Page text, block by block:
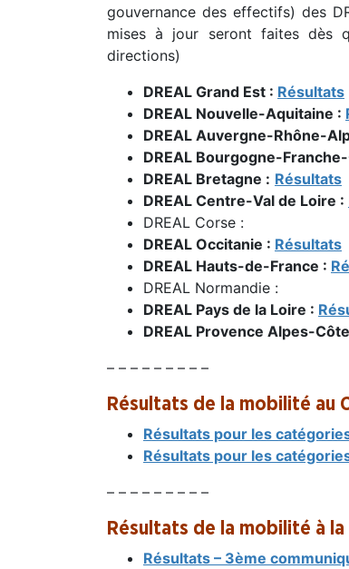
gouvernance des effectifs) des
mises à jour seront faites dès
directions)
DREAL Grand Est : Résultats
DREAL Nouvelle-Aquitaine :
DREAL Auvergne-Rhône-
DREAL Bourgogne-
DREAL Bretagne : Résultats
DREAL Centre-Val de Loire :
DREAL Corse :
DREAL Occitanie : Résultats
DREAL Hauts-de-France :
DREAL Normandie :
DREAL Pays de la Loire :
DREAL Provence Alpes-Côte
– – – – – – – – –
Résultats de la mobilité au
Résultats pour les
Résultats pour les
– – – – – – – – –
Résultats de la mobilité à la
Résultats – 3ème